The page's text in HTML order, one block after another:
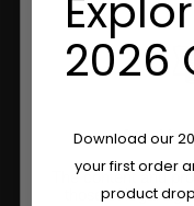
Are
The content and
those of legal
2026
Download our
your first order
product